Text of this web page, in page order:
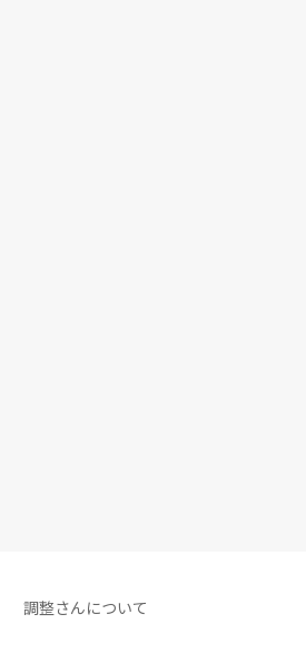
調整さんについて